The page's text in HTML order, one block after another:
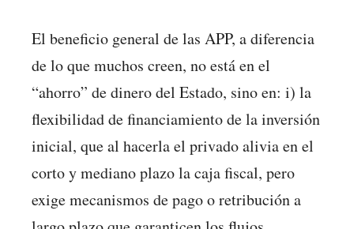
El beneficio general de las APP, a diferencia
de lo que muchos creen, no está en el
“ahorro” de dinero del Estado, sino en: i) la
flexibilidad de financiamiento de la inversión
inicial, que al hacerla el privado alivia en el
corto y mediano plazo la caja fiscal, pero
exige mecanismos de pago o retribución a